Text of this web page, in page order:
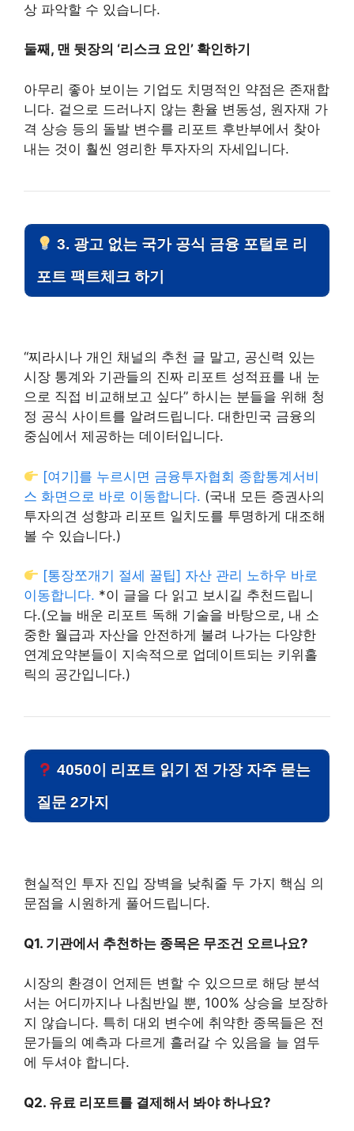
상 파악할 수 있습니다.
둘째, 맨 뒷장의 ‘리스크 요인’ 확인하기
아무리 좋아 보이는 기업도 치명적인 약점은 존재합
니다. 겉으로 드러나지 않는 환율 변동성, 원자재 가
격 상승 등의 돌발 변수를 리포트 후반부에서 찾아
내는 것이 훨씬 영리한 투자자의 자세입니다.
3. 광고 없는 국가 공식 금융 포털로 리
포트 팩트체크 하기
“찌라시나 개인 채널의 추천 글 말고, 공신력 있는
시장 통계와 기관들의 진짜 리포트 성적표를 내 눈
으로 직접 비교해보고 싶다” 하시는 분들을 위해 청
정 공식 사이트를 알려드립니다. 대한민국 금융의
중심에서 제공하는 데이터입니다.
[여기]를 누르시면 금융투자협회 종합통계서비
스 화면으로 바로 이동합니다. (국내 모든 증권사의
투자의견 성향과 리포트 일치도를 투명하게 대조해
볼 수 있습니다.)
[통장쪼개기 절세 꿀팁] 자산 관리 노하우 바로
이동합니다. *이 글을 다 읽고 보시길 추천드립니
다.(오늘 배운 리포트 독해 기술을 바탕으로, 내 소
중한 월급과 자산을 안전하게 불려 나가는 다양한
연계요약본들이 지속적으로 업데이트되는 키위홀
릭의 공간입니다.)
4050이 리포트 읽기 전 가장 자주 묻는
질문 2가지
현실적인 투자 진입 장벽을 낮춰줄 두 가지 핵심 의
문점을 시원하게 풀어드립니다.
Q1. 기관에서 추천하는 종목은 무조건 오르나요?
시장의 환경이 언제든 변할 수 있으므로 해당 분석
서는 어디까지나 나침반일 뿐, 100% 상승을 보장하
지 않습니다. 특히 대외 변수에 취약한 종목들은 전
문가들의 예측과 다르게 흘러갈 수 있음을 늘 염두
에 두셔야 합니다.
Q2. 유료 리포트를 결제해서 봐야 하나요?